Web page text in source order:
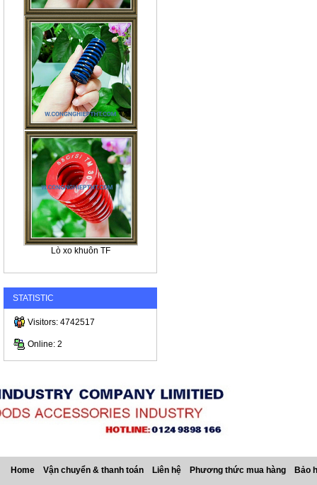
Lò xo khuôn TF
STATISTIC
Visitors: 4742517
Online: 2
Home Vận chuyển & thanh toán Liên hệ Phương thức mua hàng Bảo